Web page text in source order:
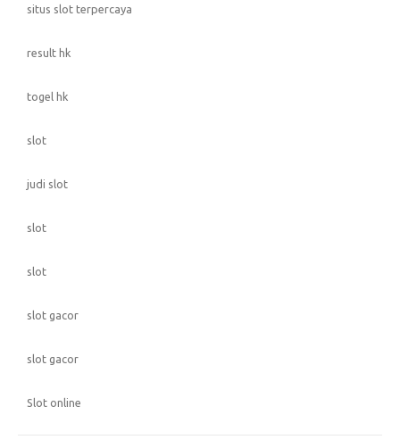
situs slot terpercaya
result hk
togel hk
slot
judi slot
slot
slot
slot gacor
slot gacor
Slot online